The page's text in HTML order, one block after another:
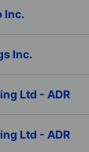
Inc.
Inc.
Ltd - ADR
Ltd - ADR